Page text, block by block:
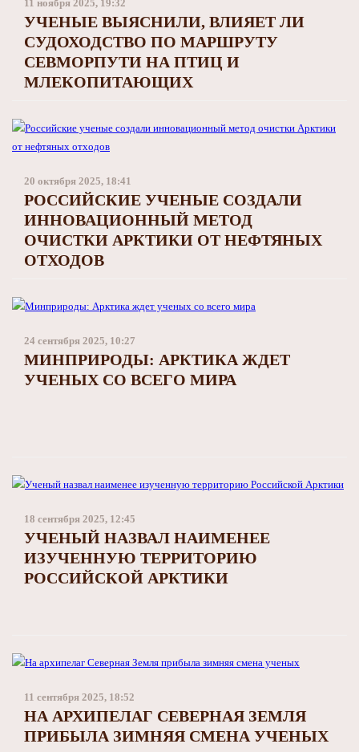
11 ноября 2025, 19:32
УЧЕНЫЕ ВЫЯСНИЛИ, ВЛИЯЕТ ЛИ
СУДОХОДСТВО ПО МАРШРУТУ
СЕВМОРПУТИ НА ПТИЦ И
МЛЕКОПИТАЮЩИХ
20 октября 2025, 18:41
РОССИЙСКИЕ УЧЕНЫЕ СОЗДАЛИ
ИННОВАЦИОННЫЙ МЕТОД
ОЧИСТКИ АРКТИКИ ОТ НЕФТЯНЫХ
ОТХОДОВ
24 сентября 2025, 10:27
МИНПРИРОДЫ: АРКТИКА ЖДЕТ
УЧЕНЫХ СО ВСЕГО МИРА
18 сентября 2025, 12:45
УЧЕНЫЙ НАЗВАЛ НАИМЕНЕЕ
ИЗУЧЕННУЮ ТЕРРИТОРИЮ
РОССИЙСКОЙ АРКТИКИ
11 сентября 2025, 18:52
НА АРХИПЕЛАГ СЕВЕРНАЯ ЗЕМЛЯ
ПРИБЫЛА ЗИМНЯЯ СМЕНА УЧЕНЫХ